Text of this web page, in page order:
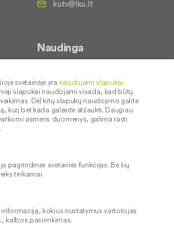
Naudinga
Palūkanų normos
Paslaugų teikimo sąlygos ir
įkainiai
Pranešėjų apsauga
svetainėje yra naudojami slapukai
slapukai naudojami visada, kad būtų
Dėl kitų slapukų naudojimo galite
kurį bet kada galėsite atšaukti. Daugiau
asmens duomenys, galima rasti
.
pagrindines svetainės funkcijas. Be šių
tinkamai.
informaciją, kokius nustatymus vartotojas
kalbos pasirinkimas.